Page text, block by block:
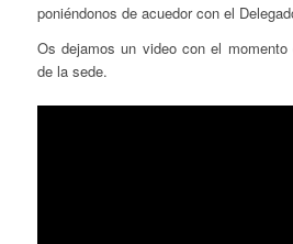
poniéndonos de acuedor con el
Os dejamos un video con el
de la sede.